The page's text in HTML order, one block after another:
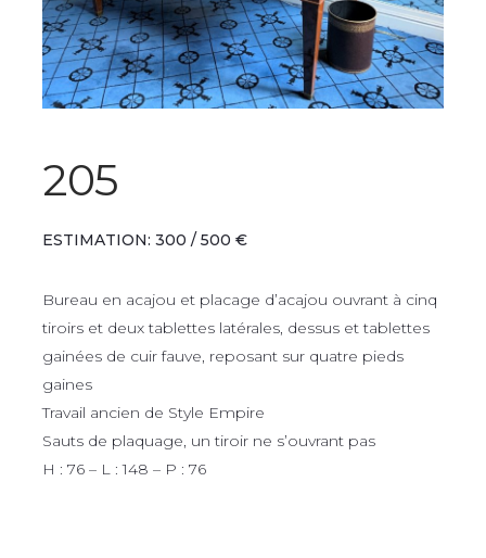
205
ESTIMATION: 300 / 500 €
Bureau en acajou et placage d’acajou ouvrant à cinq
tiroirs et deux tablettes latérales, dessus et tablettes
gainées de cuir fauve, reposant sur quatre pieds
gaines
Travail ancien de Style Empire
Sauts de plaquage, un tiroir ne s’ouvrant pas
H : 76 – L : 148 – P : 76